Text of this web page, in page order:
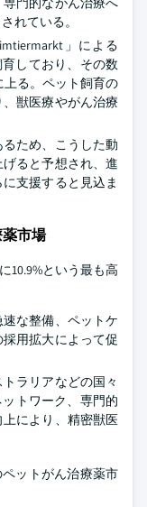
れている。
」による
しており、その数
上る。ペット飼育の
獣医療やがん治療
ため、こうした動
ると予想され、進
支援すると見込ま
市場
10.9%という最も高
な整備、ペットケ
用拡大によって促
ラリアなどの国々
トワーク、専門的
により、精密獣医
ットがん治療薬市